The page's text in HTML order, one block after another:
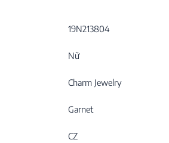
19N213804
Nữ
Charm Jewelry
Garnet
CZ